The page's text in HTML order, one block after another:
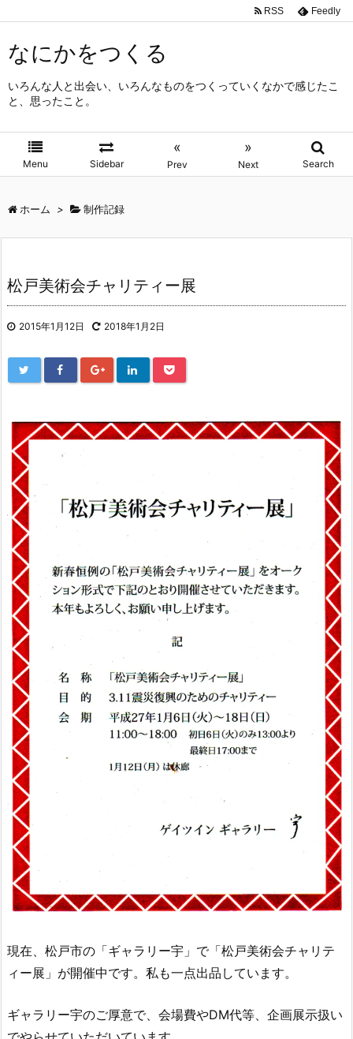
なにかをつくる
いろんな人と出会い、いろんなものをつくっていくなかで感じたこ
と、思ったこと。
Menu Sidebar
«
Prev
»
Next Search
RSS Feedly
ホーム > 制作記録
松戸美術会チャリティー展
2015年1月12日 2018年1月2日
現在、松戸市の「ギャラリー宇」で「松戸美術会チャリテ
ィー展」が開催中です。私も一点出品しています。
ギャラリー宇のご厚意で、会場費やDM代等、企画展示扱い